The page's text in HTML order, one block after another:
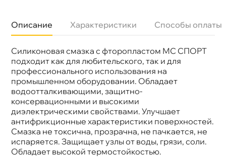
Описание Характеристики Способы оплаты
Силиконовая смазка с фторопластом МС СПОРТ
подходит как для любительского, так и для
профессионального использования на
промышленном оборудовании. Обладает
одоотталкивающими, защитно-
консервационными и высокими
диэлектрическими свойствами. Улучшает
антифрикционные характеристики поверхностей.
Смазка не токсична, прозрачна, не пачкается, не
испаряется. Защищает узлы от воды, грязи, соли.
Обладает высокой термостойкостью.
Бренд
МПАВТО
Артикул
2208